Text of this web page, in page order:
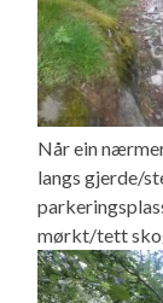
Når ein
langs gjerde/
mørkt/tett